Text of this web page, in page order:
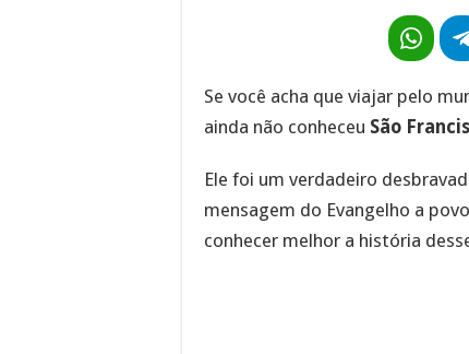
Se você acha que viajar pelo
ainda não conheceu São
Ele foi um verdadeiro
mensagem do Evangelho a
conhecer melhor a história